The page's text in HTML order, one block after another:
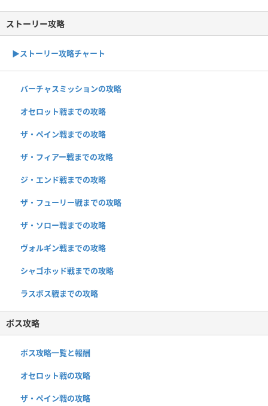
ストーリー攻略
▶︎ストーリー攻略チャート
バーチャスミッションの攻略
オセロット戦までの攻略
ザ・ペイン戦までの攻略
ザ・フィアー戦までの攻略
ジ・エンド戦までの攻略
ザ・フューリー戦までの攻略
ザ・ソロー戦までの攻略
ヴォルギン戦までの攻略
シャゴホッド戦までの攻略
ラスボス戦までの攻略
ボス攻略
ボス攻略一覧と報酬
オセロット戦の攻略
ザ・ペイン戦の攻略